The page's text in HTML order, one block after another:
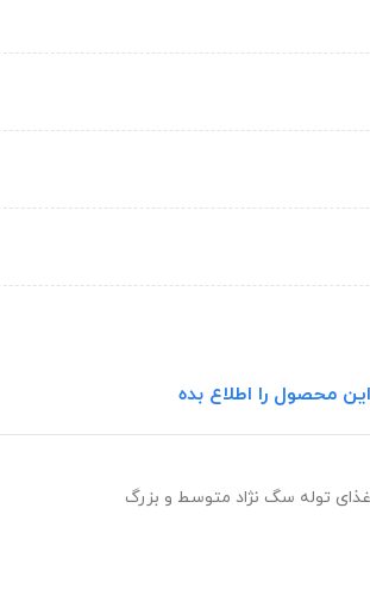
محصول را اطلاع بده
غذای توله سگ نژاد متوسط و بزرگ